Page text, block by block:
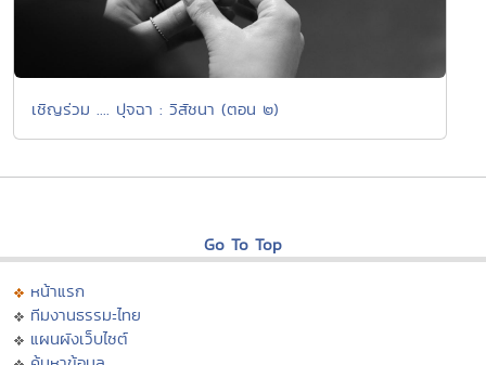
เชิญร่วม .... ปุจฉา : วิสัชนา (ตอน ๒)
Go To Top
หน้าแรก
ทีมงานธรรมะไทย
แผนผังเว็บไซต์